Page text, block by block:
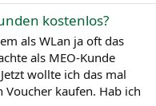
kostenlos?
als WLan ja oft das
als MEO-Kunde
wollte ich das mal
kaufen. Hab ich